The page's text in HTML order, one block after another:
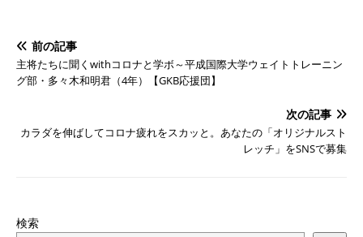
前の記事
主将たちに聞くwithコロナと学ボ～平成国際大学ウェイトトレーニン
グ部・多々木和明君（4年）【GKB応援団】
次の記事
カラダを伸ばしてコロナ疲れをスカッと。あなたの「オリジナルスト
レッチ」をSNSで募集
検索